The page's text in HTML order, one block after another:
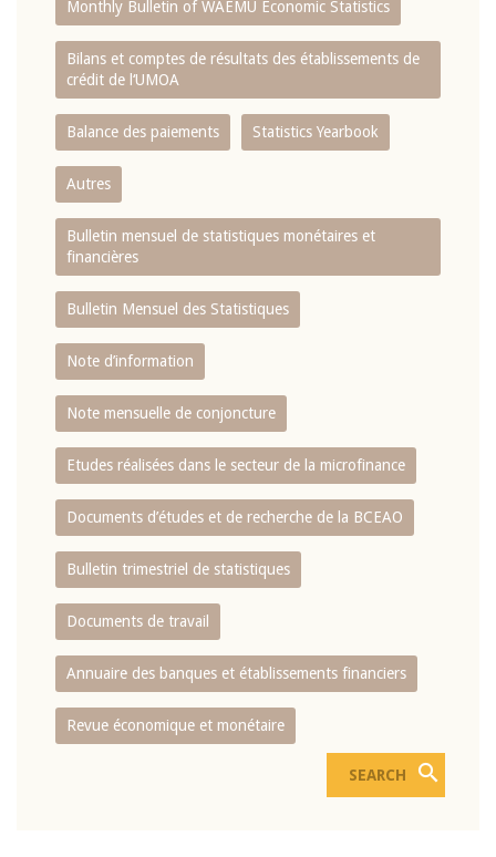
Monthly Bulletin of WAEMU Economic Statistics
Bilans et comptes de résultats des établissements de
crédit de l‘UMOA
Balance des paiements Statistics Yearbook
Autres
Bulletin mensuel de statistiques monétaires et
financières
Bulletin Mensuel des Statistiques
Note d’information
Note mensuelle de conjoncture
Etudes réalisées dans le secteur de la microfinance
Documents d’études et de recherche de la BCEAO
Bulletin trimestriel de statistiques
Documents de travail
Annuaire des banques et établissements financiers
Revue économique et monétaire